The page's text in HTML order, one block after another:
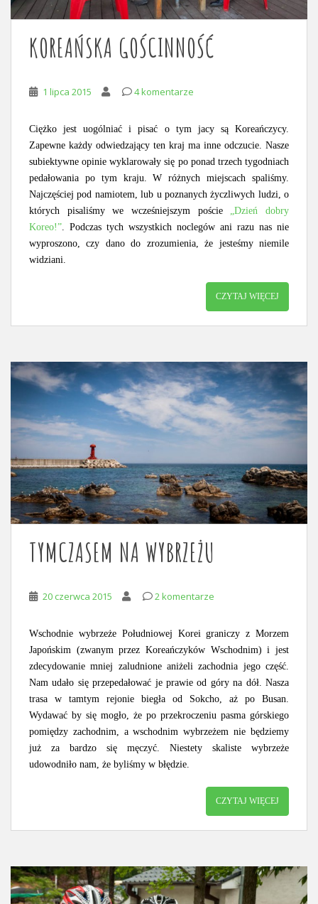
KOREAŃSKA GOŚCINNOŚĆ
1 lipca 2015 4 komentarze
Ciężko jest uogólniać i pisać o tym jacy są Koreańczycy.
Zapewne każdy odwiedzający ten kraj ma inne odczucie. Nasze
subiektywne opinie wyklarowały się po ponad trzech tygodniach
pedałowania po tym kraju. W różnych miejscach spaliśmy.
Najczęściej pod namiotem, lub u poznanych życzliwych ludzi, o
których pisaliśmy we wcześniejszym poście
„Dzień dobry
Koreo!” . Podczas tych wszystkich noclegów ani razu nas nie
wyproszono, czy dano do zrozumienia, że jesteśmy niemile
widziani.
CZYTAJ WIĘCEJ
TYMCZASEM NA WYBRZEŻU
20 czerwca 2015 2 komentarze
Wschodnie wybrzeże Południowej Korei graniczy z Morzem
Japońskim (zwanym przez Koreańczyków Wschodnim) i jest
zdecydowanie mniej zaludnione aniżeli zachodnia jego część.
Nam udało się przepedałować je prawie od góry na dół. Nasza
trasa w tamtym rejonie biegła od Sokcho, aż po Busan.
Wydawać by się mogło, że po przekroczeniu pasma górskiego
pomiędzy zachodnim, a wschodnim wybrzeżem nie będziemy
już za bardzo się męczyć. Niestety skaliste wybrzeże
udowodniło nam, że byliśmy w błędzie.
CZYTAJ WIĘCEJ